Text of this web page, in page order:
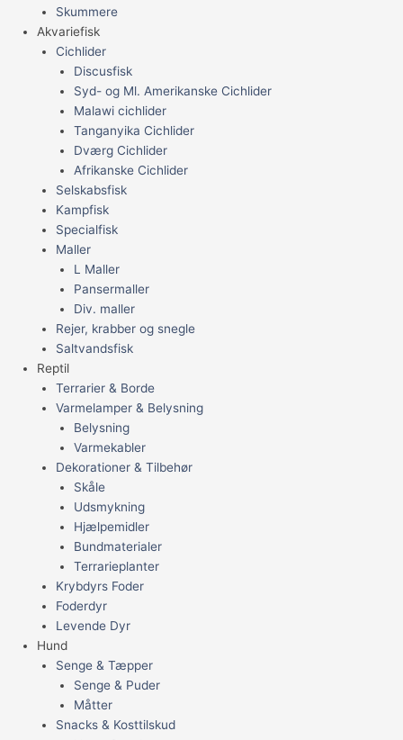
Skummere
Akvariefisk
Cichlider
Discusfisk
Syd- og Ml. Amerikanske Cichlider
Malawi cichlider
Tanganyika Cichlider
Dværg Cichlider
Afrikanske Cichlider
Selskabsfisk
Kampfisk
Specialfisk
Maller
L Maller
Pansermaller
Div. maller
Rejer, krabber og snegle
Saltvandsfisk
Reptil
Terrarier & Borde
Varmelamper & Belysning
Belysning
Varmekabler
Dekorationer & Tilbehør
Skåle
Udsmykning
Hjælpemidler
Bundmaterialer
Terrarieplanter
Krybdyrs Foder
Foderdyr
Levende Dyr
Hund
Senge & Tæpper
Senge & Puder
Måtter
Snacks & Kosttilskud